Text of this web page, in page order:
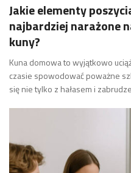
Jakie elementy
najbardziej narażone
kuny?
Kuna domowa to wyjątkowo
czasie spowodować poważne
się nie tylko z hałasem i